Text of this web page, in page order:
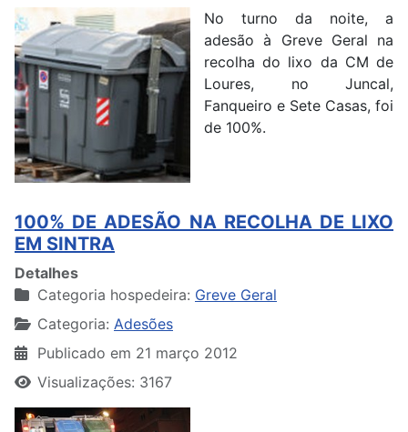
No turno da noite, a
adesão à Greve Geral na
recolha do lixo da CM de
Loures, no Juncal,
Fanqueiro e Sete Casas, foi
de 100%.
100% DE ADESÃO NA RECOLHA DE LIXO
EM SINTRA
Detalhes
Categoria hospedeira: Greve Geral
Categoria: Adesões
Publicado em 21 março 2012
Visualizações: 3167